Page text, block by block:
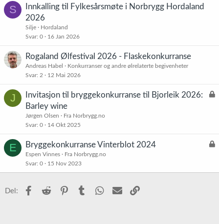
S
Innkalling til Fylkesårsmøte i Norbrygg Hordaland
2026
Silje
Hordaland
Svar 0 16 Jan 2026
Rogaland Ølfestival 2026 - Flaskekonkurranse
Andreas Habel
Konkurranser og andre ølrelaterte begivenheter
Svar 2 12 Mai 2026
J
L
Invitasjon til bryggekonkurranse til Bjorleik 2026:
Barley wine
Jørgen Olsen
Fra Norbrygg.no
Svar 0 14 Okt 2025
E
L
t
Bryggekonkurranse Vinterblot 2024
Espen Vinnes
Fra Norbrygg.no
Svar 0 15 Nov 2023
Del: Facebook
Reddit PinterestTumblr WhatsApp
E-post